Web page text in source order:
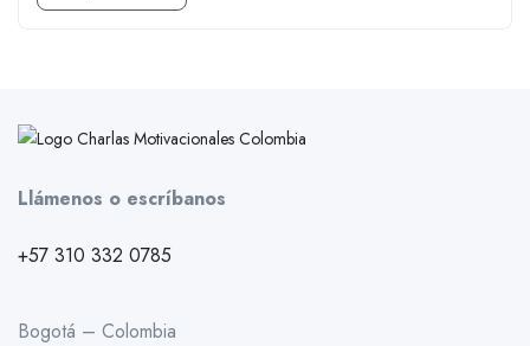
Llámenos o escríbanos
+57 310 332 0785
Bogotá – Colombia